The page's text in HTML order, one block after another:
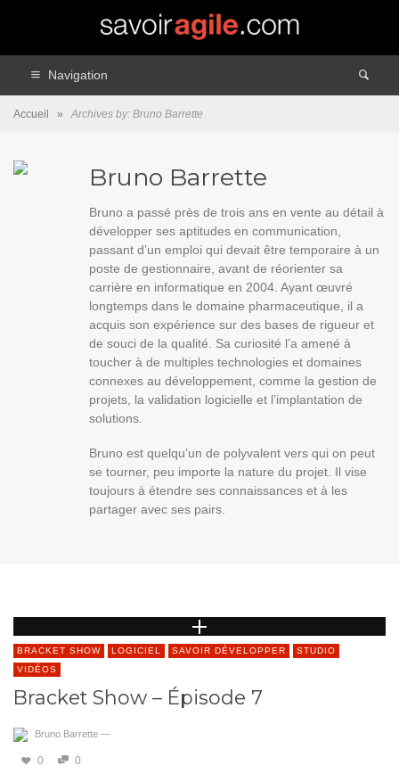
Navigation
Accueil » Archives by: Bruno Barrette
Bruno Barrette
Bruno a passé près de trois ans en vente au détail à
développer ses aptitudes en communication,
passant d’un emploi qui devait être temporaire à un
poste de gestionnaire, avant de réorienter sa
carrière en informatique en 2004. Ayant œuvré
longtemps dans le domaine pharmaceutique, il a
acquis son expérience sur des bases de rigueur et
de souci de la qualité. Sa curiosité l’a amené à
toucher à de multiples technologies et domaines
connexes au développement, comme la gestion de
projets, la validation logicielle et l’implantation de
solutions.
Bruno est quelqu’un de polyvalent vers qui on peut
se tourner, peu importe la nature du projet. Il vise
toujours à étendre ses connaissances et à les
partager avec ses pairs.
BRACKET SHOW LOGICIEL SAVOIR DÉVELOPPER
STUDIO
VIDÉOS
Bracket Show – Épisode 7
Bruno Barrette —
0 0